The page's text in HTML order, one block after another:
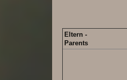
Eltern -
Parents